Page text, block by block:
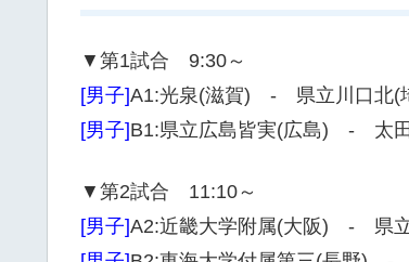
▼第1試合 9:30～
[男子]A1:光泉(滋賀) - 県立川口北(
[男子]B1:県立広島皆実(広島) - 太
▼第2試合 11:10～
[男子]A2:近畿大学附属(大阪) - 県